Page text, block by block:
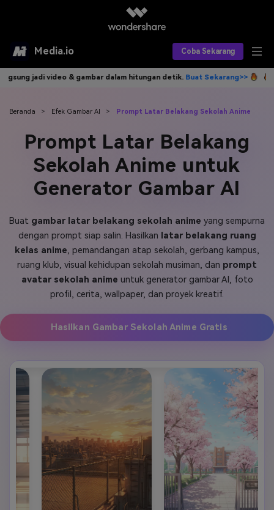
Media.io Coba Sekarang
Alat AI
AI Video
AI Gambar
AI Audio
Produk AI
Asisten Video AI
Editor Video AI
Editor Gambar AI
Editor Audio AI
Find More Solutions >>
Efek AI
Efek Video
Efek Foto
Sumber Daya
Panduan Pengguna Apa yang Baru
Hubungi Kami
Tips & Tutorial AI
Postingan Terbaru
Jelajahi Lebih Banyak >>
Veo3 TOP
Masuk
Berkreasi dengan AI
dalam hitungan detik.Buat Sekarang>> Tulis idemu, AI
Beranda > Efek Gambar AI > Prompt Latar Belakang Sekolah Anime
Prompt Latar Belakang
Sekolah Anime untuk
Generator Gambar AI
Buat gambar latar belakang sekolah anime yang sempurna
dengan prompt siap salin. Hasilkan latar belakang ruang
kelas anime, pemandangan atap sekolah, gerbang kampus,
ruang klub, visual kehidupan sekolah musiman, dan prompt
avatar sekolah anime untuk generator gambar AI, foto
profil, cerita, wallpaper, dan proyek kreatif.
Hasilkan Gambar Sekolah Anime Gratis